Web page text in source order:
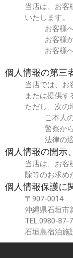
当店は、お客
いたします。
お客様
お客様
お客様
個人情報の第三
当店では、お
または提供す
ただし、次の
ご本人
警察か
法律の
個人情報の開示
当店は、お客
除等のお求め
個人情報保護に
〒907-0014
沖縄県石垣市
TEL.0980-87-
石垣島宿泊施